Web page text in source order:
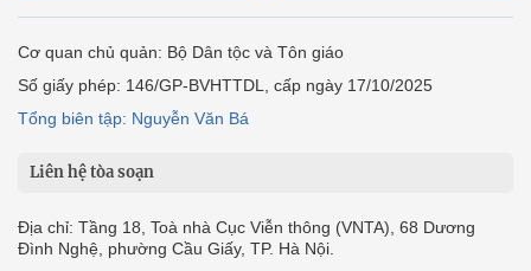
Cơ quan chủ quản: Bộ Dân tộc và Tôn giáo
Số giấy phép: 146/GP-BVHTTDL, cấp ngày 17/10/2025
Tổng biên tập: Nguyễn Văn Bá
Liên hệ tòa soạn
Địa chỉ: Tầng 18, Toà nhà Cục Viễn thông (VNTA), 68 Dương
Đình Nghệ, phường Cầu Giấy, TP. Hà Nội.